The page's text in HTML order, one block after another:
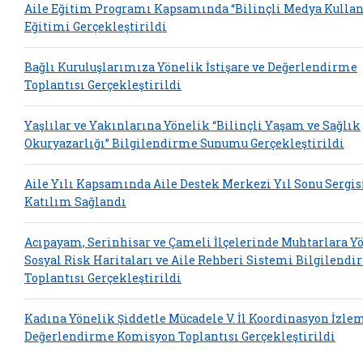
Aile Eğitim Programı Kapsamında “Bilinçli Medya
Eğitimi Gerçekleştirildi
Bağlı Kuruluşlarımıza Yönelik İstişare ve Değerlendirme
Toplantısı Gerçekleştirildi
Yaşlılar ve Yakınlarına Yönelik “Bilinçli Yaşam ve Sağlık
Okuryazarlığı” Bilgilendirme Sunumu Gerçekleştirildi
Aile Yılı Kapsamında Aile Destek Merkezi Yıl Sonu
Katılım Sağlandı
Acıpayam, Serinhisar ve Çameli İlçelerinde Muhtarlara
Sosyal Risk Haritaları ve Aile Rehberi Sistemi
Toplantısı Gerçekleştirildi
Kadına Yönelik Şiddetle Mücadele V. İl Koordinasyon
Değerlendirme Komisyon Toplantısı Gerçekleştirildi